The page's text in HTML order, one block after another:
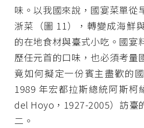
味。以我國來說，國宴菜單從
浙菜（圖 11），轉變成海鮮
的在地食材與臺式小吃。國宴
歷任元首的口味，也必須考量
竟如何擬定一份賓主盡歡的
1989 年宏都拉斯總統阿斯柯
del Hoyo，1927-2005）訪臺
二。